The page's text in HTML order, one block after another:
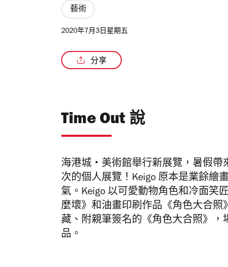
藝術
2020年7月3日星期五
分享
Time Out 說
海港城‧美術館舉行新展覽，暑假帶
次的個人展覽！Keigo 原本是業餘繪
氣。Keigo 以可愛動物角色和冷面笑
麼壞》和油畫印刷作品《角色大合照
藏、附親筆簽名的《角色大合照》
品。